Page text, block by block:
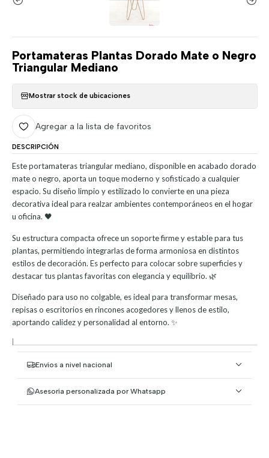
Portamateras Plantas Dorado Mate o Negro
Triangular Mediano
Mostrar stock de ubicaciones
Agregar a la lista de favoritos
DESCRIPCIÓN
Este portamateras triangular mediano, disponible en acabado dorado
mate o negro, aporta un toque moderno y sofisticado a cualquier
espacio. Su diseño limpio y estilizado lo convierte en una pieza
decorativa ideal para realzar ambientes contemporáneos en el hogar
u oficina. 🖤
Su estructura compacta ofrece un soporte firme y estable para tus
plantas, permitiendo integrarlas de forma armoniosa en distintos
estilos de decoración. Es perfecto para colocar sobre superficies y
destacar tus plantas favoritas con elegancia y equilibrio. 🌿
Diseñado para uso no colgable, es ideal para transformar mesas,
repisas o escritorios en rincones acogedores y llenos de estilo,
aportando calidez y personalidad al entorno. ✨
|
Envíos a nivel nacional
Asesoría personalizada por Whatsapp